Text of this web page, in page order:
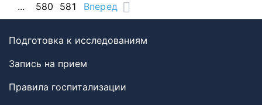
...
580 581 Вперед
Подготовка к исследованиям
Запись на прием
Правила госпитализации